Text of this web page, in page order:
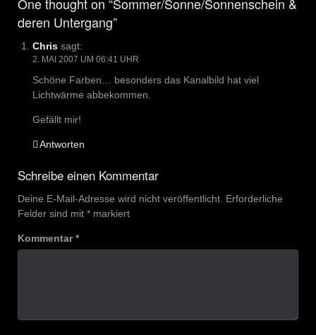
One thought on “Sommer/Sonne/Sonnenschein &
deren Untergang”
Chris sagt:
2. MAI 2007 UM 06:41 UHR
Schöne Farben… besonders das Kanalbild hat viel
Lichtwärme abbekommen.
Gefällt mir!
Antworten
Schreibe einen Kommentar
Deine E-Mail-Adresse wird nicht veröffentlicht. Erforderliche
Felder sind mit * markiert
Kommentar*